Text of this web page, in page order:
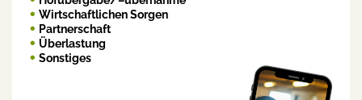
Wirtschaftlichen Sorgen
Partnerschaft
Überlastung
Sonstiges